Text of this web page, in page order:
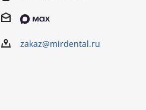
zakaz@mirdental.ru